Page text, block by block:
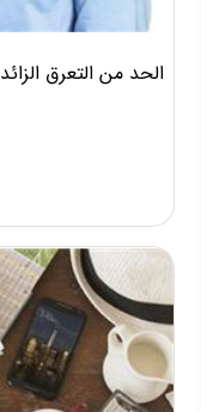
الحد من التعرق الزائد